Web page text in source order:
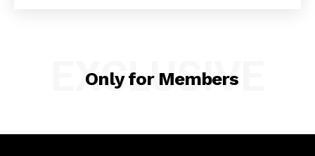
Sociedad y Negocios
Deportes
Only for Members
EXCLUSIVE